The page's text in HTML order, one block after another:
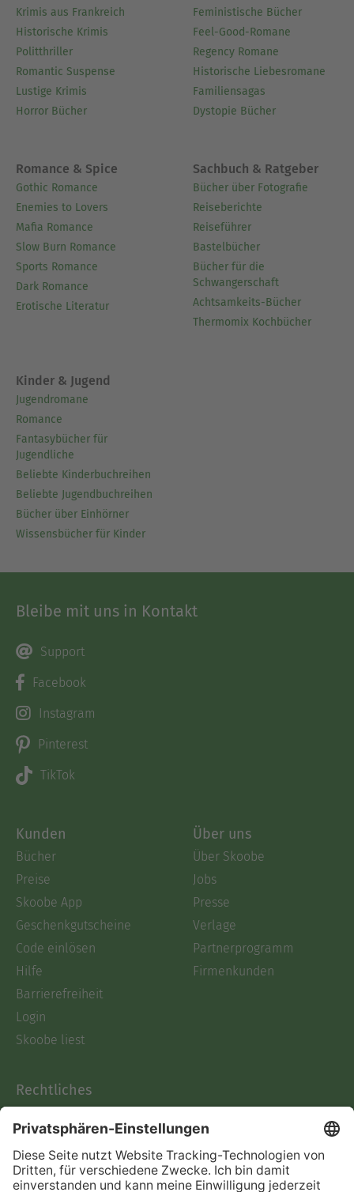
Krimis aus Frankreich
Historische Krimis
Politthriller
Romantic Suspense
Lustige Krimis
Horror Bücher
Feministische Bücher
Feel-Good-Romane
Regency Romane
Historische Liebesromane
Familiensagas
Dystopie Bücher
Romance & Spice
Gothic Romance
Enemies to Lovers
Mafia Romance
Slow Burn Romance
Sports Romance
Dark Romance
Erotische Literatur
Sachbuch & Ratgeber
Bücher über Fotografie
Reiseberichte
Reiseführer
Bastelbücher
Bücher für die
Schwangerschaft
Achtsamkeits-Bücher
Thermomix Kochbücher
Kinder & Jugend
Jugendromane
Romance
Fantasybücher für
Jugendliche
Beliebte Kinderbuchreihen
Beliebte Jugendbuchreihen
Bücher über Einhörner
Wissensbücher für Kinder
Bleibe mit uns in Kontakt
Support
Facebook
Instagram
Pinterest
TikTok
Kunden
Bücher
Preise
Skoobe App
Geschenkgutscheine
Code einlösen
Hilfe
Barrierefreiheit
Login
Skoobe liest
Über uns
Über Skoobe
Jobs
Presse
Verlage
Partnerprogramm
Firmenkunden
Rechtliches
AGB
Informationen nach Data
Act